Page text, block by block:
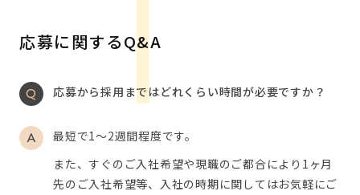
応募に関するQ&A
応募から採用まではどれくらい時間が必要ですか？
最短で1～2週間程度です。
また、すぐのご入社希望や現職のご都合により1ヶ月
先のご入社希望等、入社の時期に関してはお気軽にご